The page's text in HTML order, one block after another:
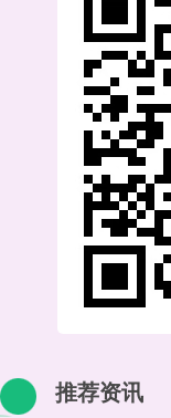
推荐资讯